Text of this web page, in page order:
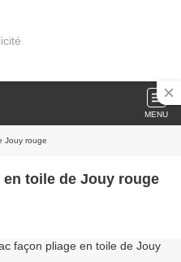
MENU
Jouy rouge
toile de Jouy rouge